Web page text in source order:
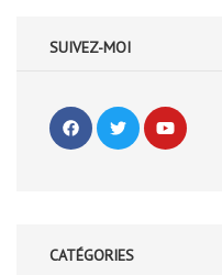
SUIVEZ-MOI
CATÉGORIES